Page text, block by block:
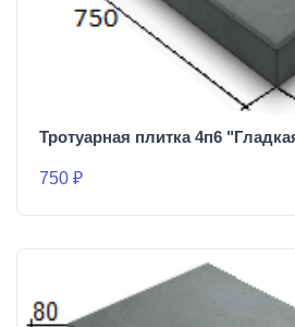
Тротуарная плитка 4п6
750 ₽